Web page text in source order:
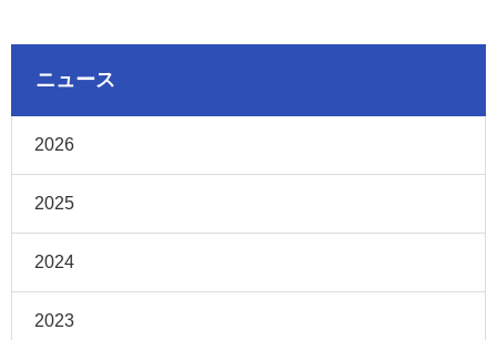
ニュース
2026
2025
2024
2023